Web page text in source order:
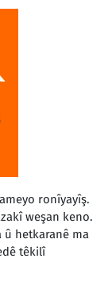
ronîyayîş.
weşan keno.
û hetkaranê ma
têkilî